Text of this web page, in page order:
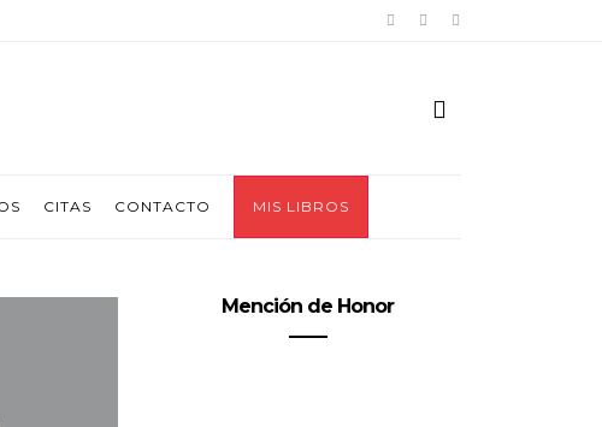
CITAS CONTACTO MIS LIBROS
Mención de Honor